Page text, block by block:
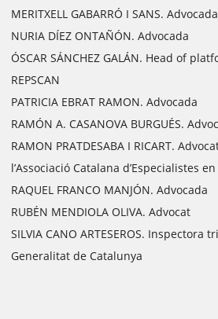
MERITXELL GABARRÓ I SANS. Advocada
NURIA DÍEZ ONTAÑÓN. Advocada
ÓSCAR SÁNCHEZ GALÁN. Head of
REPSCAN
PATRICIA EBRAT RAMON. Advocada
RAMÓN A. CASANOVA BURGUÉS.
RAMON PRATDESABA I RICART.
l’Associació Catalana d’Especialistes
RAQUEL FRANCO MANJÓN. Advocada
RUBÉN MENDIOLA OLIVA. Advocat
SILVIA CANO ARTESEROS. Inspectora
Generalitat de Catalunya